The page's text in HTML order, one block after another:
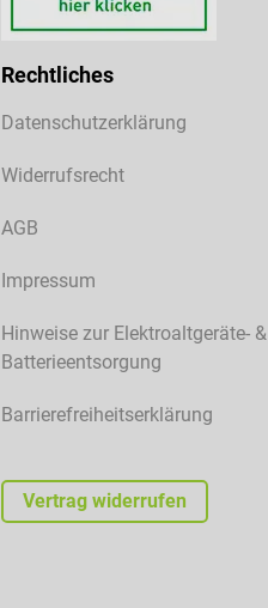
Rechtliches
Datenschutzerklärung
Widerrufsrecht
AGB
Impressum
Hinweise zur Elektroaltgeräte- &
Batterieentsorgung
Barrierefreiheitserklärung
Vertrag widerrufen